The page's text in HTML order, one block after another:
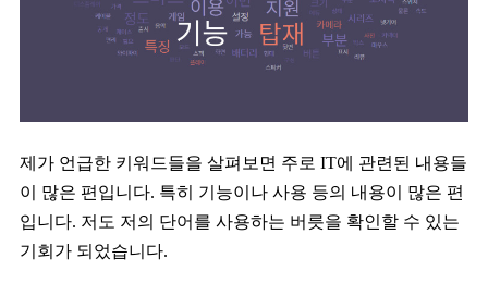
제가 언급한 키워드들을 살펴보면 주로 IT에 관련된 내용들
이 많은 편입니다. 특히 기능이나 사용 등의 내용이 많은 편
입니다. 저도 저의 단어를 사용하는 버릇을 확인할 수 있는
기회가 되었습니다.